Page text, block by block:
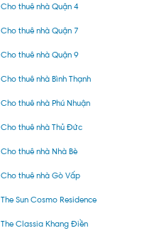
Cho thuê nhà Quận 4
Cho thuê nhà Quận 7
Cho thuê nhà Quận 9
Cho thuê nhà Bình Thạnh
Cho thuê nhà Phú Nhuận
Cho thuê nhà Thủ Đức
Cho thuê nhà Nhà Bè
Cho thuê nhà Gò Vấp
The Sun Cosmo Residence
The Classia Khang Điền